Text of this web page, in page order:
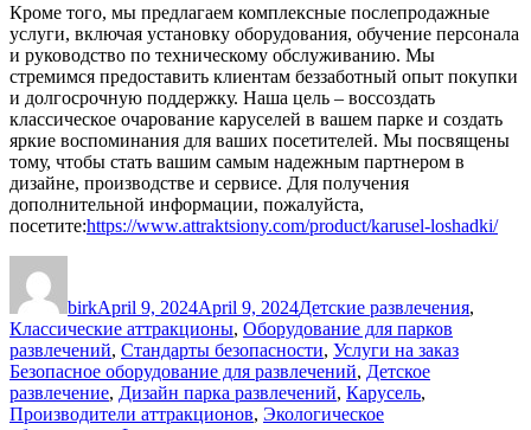
Кроме того, мы предлагаем комплексные послепродажные
услуги, включая установку оборудования, обучение персонала
и руководство по техническому обслуживанию. Мы
стремимся предоставить клиентам беззаботный опыт покупки
и долгосрочную поддержку. Наша цель – воссоздать
классическое очарование каруселей в вашем парке и создать
яркие воспоминания для ваших посетителей. Мы посвящены
тому, чтобы стать вашим самым надежным партнером в
дизайне, производстве и сервисе. Для получения
дополнительной информации, пожалуйста,
посетите:https://www.attraktsiony.com/product/karusel-loshadki/
birkApril 9, 2024April 9, 2024Детские развлечения,
Классические аттракционы, Оборудование для парков
развлечений, Стандарты безопасности, Услуги на заказTags
Безопасное оборудование для развлечений, Детское
развлечение, Дизайн парка развлечений, Карусель,
Производители аттракционов, Экологическое